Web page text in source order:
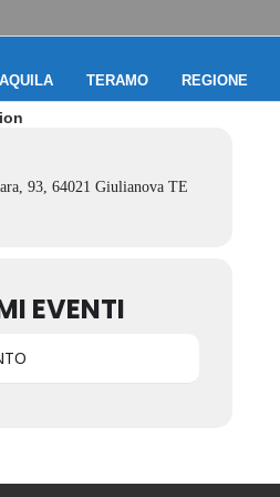
TERAMO REGIONE
93, 64021 Giulianova TE
EVENTI